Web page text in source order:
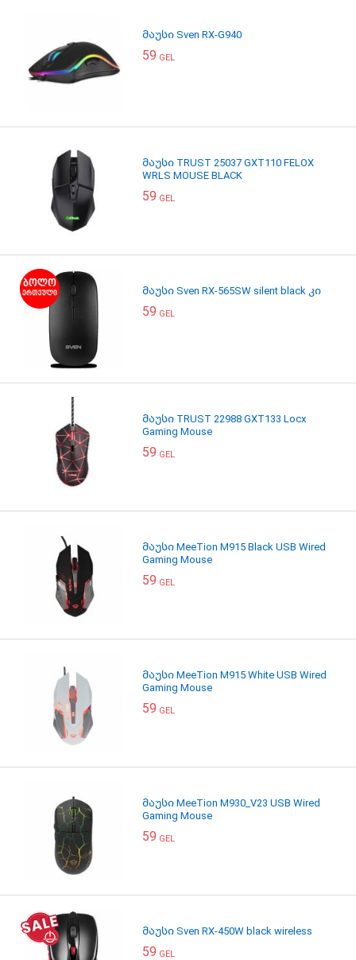
მაუსი Sven RX-G940
59 GEL
მაუსი TRUST 25037 GXT110 FELOX
WRLS MOUSE BLACK
59 GEL
მაუსი Sven RX-565SW silent black კი
59 GEL
მაუსი TRUST 22988 GXT133 Locx
Gaming Mouse
59 GEL
მაუსი MeeTion M915 Black USB Wired
Gaming Mouse
59 GEL
მაუსი MeeTion M915 White USB Wired
Gaming Mouse
59 GEL
მაუსი MeeTion M930_V23 USB Wired
Gaming Mouse
59 GEL
მაუსი Sven RX-450W black wireless
59 GEL